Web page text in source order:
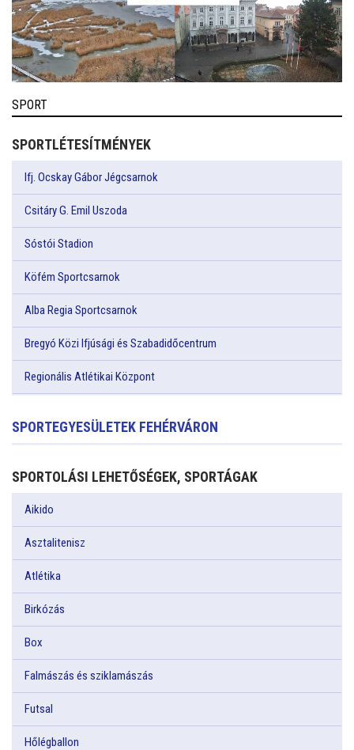
SPORT
SPORTLÉTESÍTMÉNYEK
Ifj. Ocskay Gábor Jégcsarnok
Csitáry G. Emil Uszoda
Sóstói Stadion
Köfém Sportcsarnok
Alba Regia Sportcsarnok
Bregyó Közi Ifjúsági és Szabadidőcentrum
Regionális Atlétikai Központ
SPORTEGYESÜLETEK FEHÉRVÁRON
SPORTOLÁSI LEHETŐSÉGEK, SPORTÁGAK
Aikido
Asztalitenisz
Atlétika
Birkózás
Box
Falmászás és sziklamászás
Futsal
Hőlégballon